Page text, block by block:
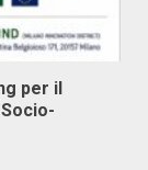
per il